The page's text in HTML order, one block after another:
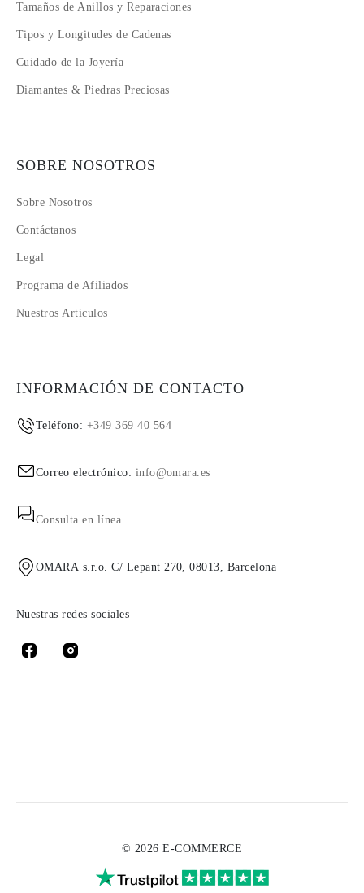
Tamaños de Anillos y Reparaciones
Tipos y Longitudes de Cadenas
Cuidado de la Joyería
Diamantes & Piedras Preciosas
SOBRE NOSOTROS
Sobre Nosotros
Contáctanos
Legal
Programa de Afiliados
Nuestros Artículos
INFORMACIÓN DE CONTACTO
Teléfono: +349 369 40 564
Correo electrónico: info@omara.es
Consulta en línea
OMARA s.r.o. C/ Lepant 270, 08013, Barcelona
Nuestras redes sociales
© 2026 E-COMMERCE